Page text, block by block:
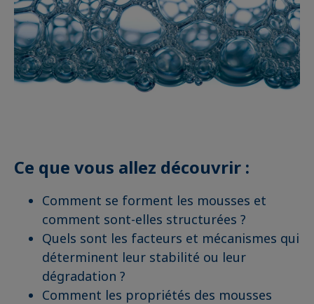
Ce que vous allez découvrir :
Comment se forment les mousses et
comment sont-elles structurées ?
Quels sont les facteurs et mécanismes qui
déterminent leur stabilité ou leur
dégradation ?
Comment les propriétés des mousses